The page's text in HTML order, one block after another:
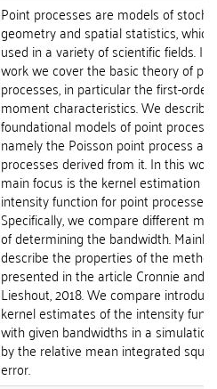
Point processes are models of
geometry and spatial statistics,
used in a variety of scientific fields. In
work we cover the basic theory of
processes, in particular the first-order
moment characteristics. We describe
foundational models of point
namely the Poisson point process and
processes derived from it. In this
main focus is the kernel estimation
intensity function for point processes.
Specifically, we compare different
of determining the bandwidth.
describe the properties of the method
presented in the article Cronnie and
Lieshout, 2018. We compare
kernel estimates of the intensity
with given bandwidths in a
by the relative mean integrated
error.